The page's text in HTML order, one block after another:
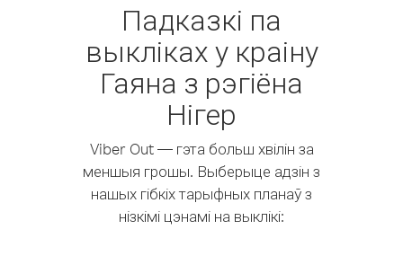
Падказкі па
выкліках у краіну
Гаяна з рэгіёна
Нігер
Viber Out — гэта больш хвілін за
меншыя грошы. Выберыце адзін з
нашых гібкіх тарыфных планаў з
нізкімі цэнамі на выклікі: